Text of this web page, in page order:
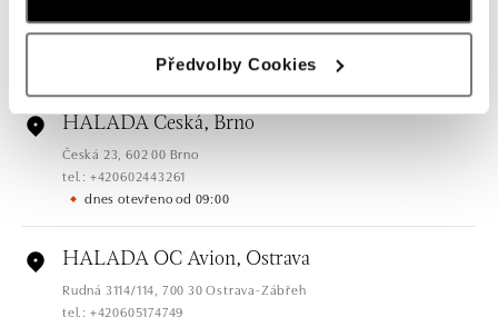
Předvolby Cookies
Na Příkopě 16, 110 00 Praha 1
tel.: +420608028615
dnes otevřeno od 09:00
HALADA Česká, Brno
Česká 23, 602 00 Brno
tel.: +420602443261
dnes otevřeno od 09:00
HALADA OC Avion, Ostrava
Rudná 3114/114, 700 30 Ostrava-Zábřeh
tel.: +420605174749